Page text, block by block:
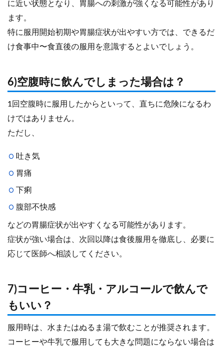
に近い状態となり、胃腸への刺激が強くなる可能性があり
ます。
特に服用開始初期や胃腸症状が出やすい方では、できるだ
け食事中〜食直後の服用を意識するとよいでしょう。
6)空腹時に飲んでしまった場合は？
1回空腹時に服用したからといって、直ちに危険になるわ
けではありません。
ただし、
吐き気
胃痛
下痢
腹部不快感
などの胃腸症状が出やすくなる可能性があります。
症状が強い場合は、次回以降は食後服用を徹底し、必要に
応じて医師へ相談してください。
7)コーヒー・牛乳・アルコールで飲んで
もいい？
服用時は、水またはぬるま湯で飲むことが推奨されます。
コーヒーや牛乳で服用しても大きな問題にならない場合は